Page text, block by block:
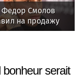
Федор Смолов
на продажу
в элитном ЖК
serait